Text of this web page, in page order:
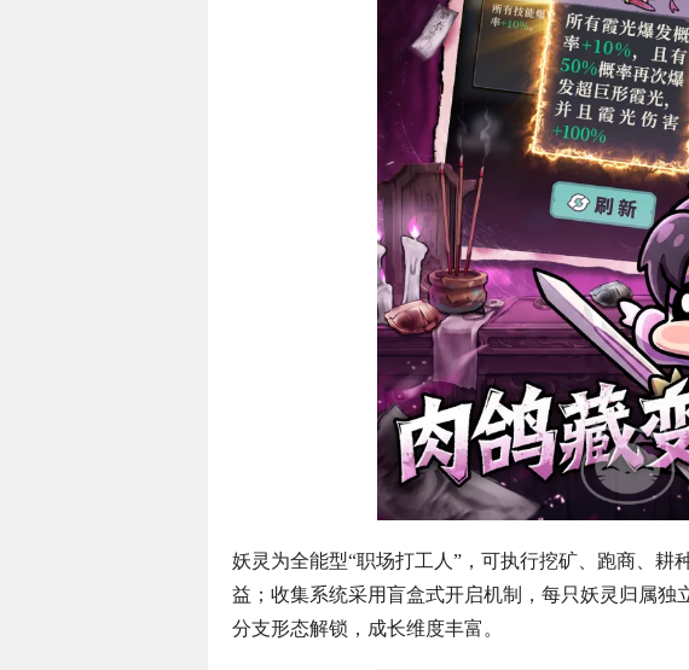
妖灵为全能型“职场打工人”，可执行挖矿、跑商、耕
益；收集系统采用盲盒式开启机制，每只妖灵归属独
分支形态解锁，成长维度丰富。